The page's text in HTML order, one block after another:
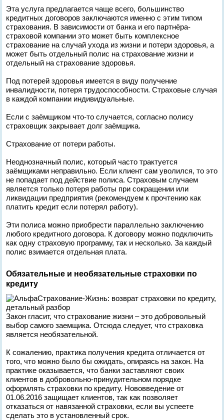
Эта услуга предлагается чаще всего, большинство
кредитных договоров заключаются именно с этим типом
страхования. В зависимости от банка и его партнёра-
страховой компании это может быть комплексное
страхование на случай ухода из жизни и потери здоровья, а
может быть отдельный полис на страхование жизни и
отдельный на страхование здоровья.
Под потерей здоровья имеется в виду получение
инвалидности, потеря трудоспособности. Страховые случая
в каждой компании индивидуальные.
Если с заёмщиком что-то случается, согласно полису
страховщик закрывает долг заёмщика.
Страхование от потери работы.
Неоднозначный полис, который часто трактуется
заёмщиками неправильно. Если клиент сам уволился, то это
не попадает под действие полиса. Страховым случаем
является только потеря работы при сокращении или
ликвидации предприятия (рекомендуем к прочтению как
платить кредит если потерял работу).
Эти полиса можно приобрести параллельно заключению
любого кредитного договора. К договору можно подключить
как одну страховую программу, так и несколько. За каждый
полис взимается отдельная плата.
Обязательные и необязательные страховки по
кредиту
Закон гласит, что страхование жизни – это добровольный
выбор самого заемщика. Отсюда следует, что страховка
является необязательной.
К сожалению, практика получения кредита отличается от
того, что можно было бы ожидать, опираясь на закон. На
практике оказывается, что банки заставляют своих
клиентов в добровольно-принудительном порядке
оформлять страховки по кредиту. Нововведение от
01.06.2016 защищает клиентов, так как позволяет
отказаться от навязанной страховки, если вы успеете
сделать это в установленный срок.